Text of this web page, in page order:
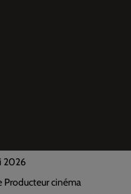
2026
Producteur cinéma